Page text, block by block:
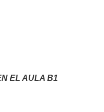
EN EL AULA B1